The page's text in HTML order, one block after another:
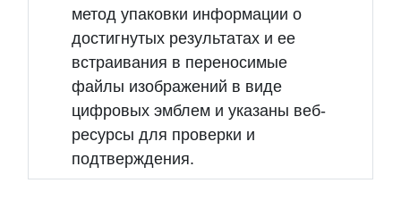
метод упаковки информации о
достигнутых результатах и ее
встраивания в переносимые
файлы изображений в виде
цифровых эмблем и указаны веб-
ресурсы для проверки и
подтверждения.